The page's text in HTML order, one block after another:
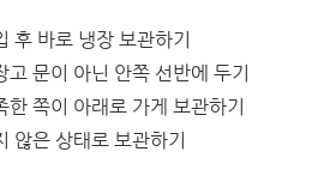
후 바로 냉장 보관하기
문이 아닌 안쪽 선반에 두기
쪽이 아래로 가게 보관하기
않은 상태로 보관하기